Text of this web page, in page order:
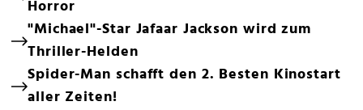
Horror
"Michael"-Star Jafaar Jackson wird zum
Thriller-Helden
Spider-Man schafft den 2. Besten Kinostart
aller Zeiten!